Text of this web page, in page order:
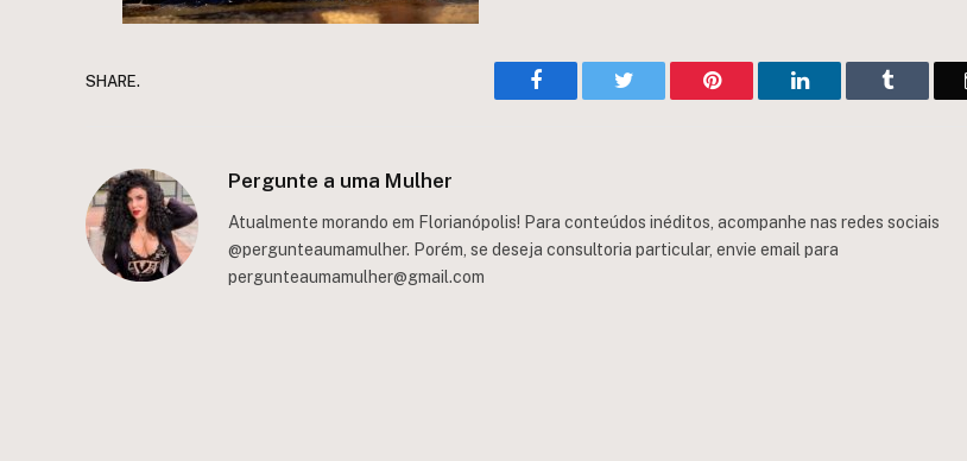
SHARE. Facebook Twitter Pinterest LinkedIn Tumblr
Pergunte a uma Mulher
Atualmente morando em Florianópolis! Para conteúdos inéditos, acompanhe nas redes sociais
@pergunteaumamulher. Porém, se deseja consultoria particular, envie email para
pergunteaumamulher@gmail.com